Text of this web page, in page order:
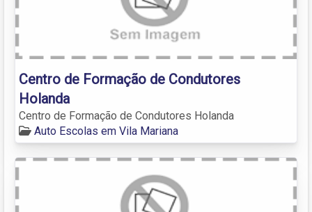
Centro de Formação de Condutores
Holanda
Centro de Formação de Condutores Holanda
Auto Escolas em Vila Mariana